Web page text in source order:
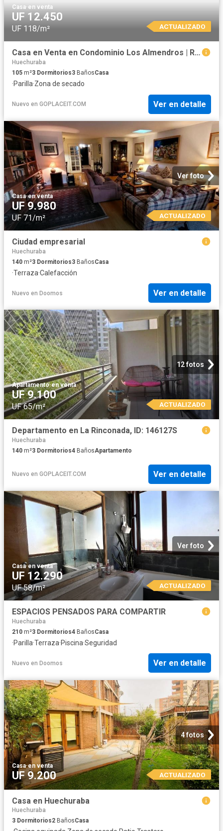
Casa·en venta
UF 12.450
UF 118/m² ACTUALIZADO
Casa en Venta en Condominio Los Almendros | Remodelada
Huechuraba
105 m²3 Dormitorios3 BañosCasa
·Parilla·Zona de secado
Nuevo en GOPLACEIT.COM Ver en detalle
Ver foto
Casa·en venta
UF 9.980
UF 71/m² ACTUALIZADO
Ciudad empresarial
Huechuraba
140 m²3 Dormitorios3 BañosCasa
·Terraza·Calefacción
Nuevo en Doomos Ver en detalle
12 fotos
Apartamento·en venta
UF 9.100
UF 65/m² ACTUALIZADO
Departamento en La Rinconada, ID: 146127S
Huechuraba
140 m²3 Dormitorios4 BañosApartamento
Nuevo en GOPLACEIT.COM Ver en detalle
Ver foto
Casa·en venta
UF 12.290
UF 58/m² ACTUALIZADO
ESPACIOS PENSADOS PARA COMPARTIR
Huechuraba
210 m²3 Dormitorios4 BañosCasa
·Parilla·Terraza·Piscina·Seguridad
Nuevo en Doomos Ver en detalle
4 fotos
Casa·en venta
UF 9.200 ACTUALIZADO
Casa en Huechuraba
Huechuraba
3 Dormitorios2 BañosCasa